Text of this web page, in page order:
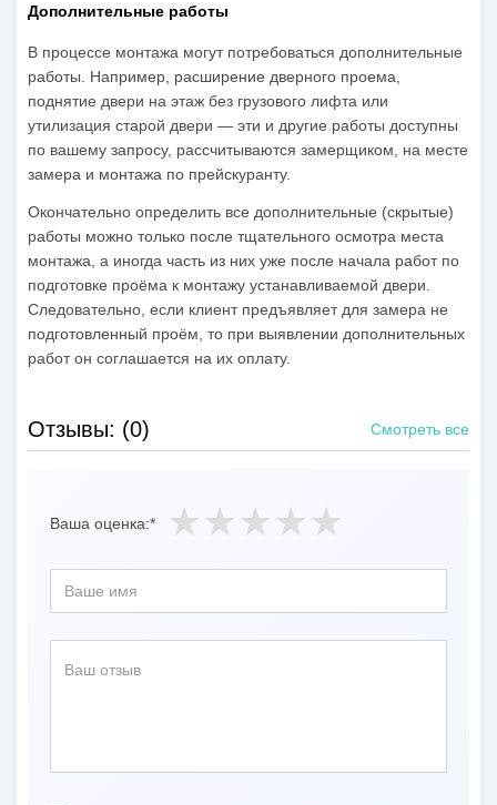
Дополнительные работы
В процессе монтажа могут потребоваться дополнительные
работы. Например, расширение дверного проема,
поднятие двери на этаж без грузового лифта или
утилизация старой двери — эти и другие работы доступны
по вашему запросу, рассчитываются замерщиком, на месте
замера и монтажа по прейскуранту.
Окончательно определить все дополнительные (скрытые)
работы можно только после тщательного осмотра места
монтажа, а иногда часть из них уже после начала работ по
подготовке проёма к монтажу устанавливаемой двери.
Следовательно, если клиент предъявляет для замера не
подготовленный проём, то при выявлении дополнительных
работ он соглашается на их оплату.
Отзывы: (0) Смотреть все
Ваша оценка:*